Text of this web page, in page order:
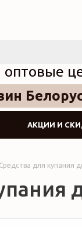
оптовые
АКЦИИ И
Средства для купания